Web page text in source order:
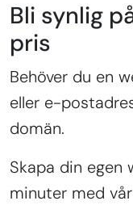
Bli synlig
pris
Behöver du en
eller e-
domän.
Skapa din egen
minuter med